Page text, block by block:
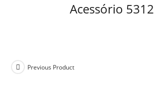
Acessório 5312
Previous Product